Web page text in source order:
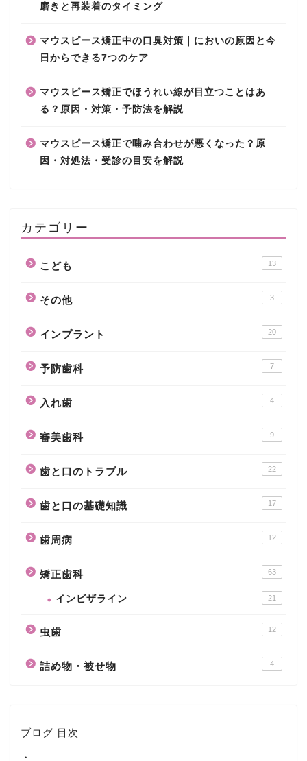
磨きと再装着のタイミング
マウスピース矯正中の口臭対策｜においの原因と今
日からできる7つのケア
マウスピース矯正でほうれい線が目立つことはあ
る？原因・対策・予防法を解説
マウスピース矯正で噛み合わせが悪くなった？原
因・対処法・受診の目安を解説
カテゴリー
こども 13
その他 3
インプラント 20
予防歯科 7
入れ歯 4
審美歯科 9
歯と口のトラブル 22
歯と口の基礎知識 17
歯周病 12
矯正歯科 63
インビザライン 21
虫歯 12
詰め物・被せ物 4
ブログ 目次
・